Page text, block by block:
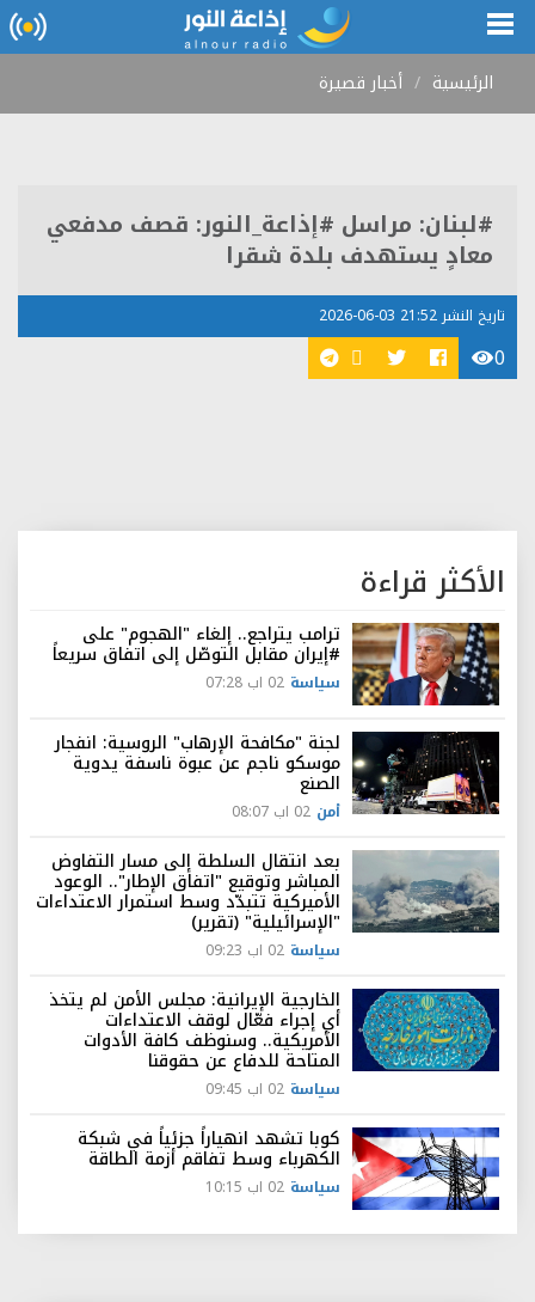
الرئيسية أخبار قصيرة
#لبنان: مراسل #إذاعة_النور: قصف مدفعي
معادٍ يستهدف بلدة شقرا
تاريخ النشر 21:52 03-06-2026
0
الأكثر قراءة
ترامب يتراجع.. إلغاء "الهجوم" على
#إيران مقابل التوصّل إلى اتفاق سريعاً
سياسة 02 اب 07:28
لجنة "مكافحة الإرهاب" الروسية: انفجار
موسكو ناجم عن عبوة ناسفة يدوية
الصنع
أمن 02 اب 08:07
بعد انتقال السلطة إلى مسار التفاوض
المباشر وتوقيع "اتفاق الإطار".. الوعود
الأميركية تتبدّد وسط استمرار الاعتداءات
"الإسرائيلية" (تقرير)
سياسة 02 اب 09:23
الخارجية الإيرانية: مجلس الأمن لم يتخذ
أي إجراء فعّال لوقف الاعتداءات
الأمريكية.. وسنوظف كافة الأدوات
المتاحة للدفاع عن حقوقنا
سياسة 02 اب 09:45
كوبا تشهد انهياراً جزئياً في شبكة
الكهرباء وسط تفاقم أزمة الطاقة
سياسة 02 اب 10:15